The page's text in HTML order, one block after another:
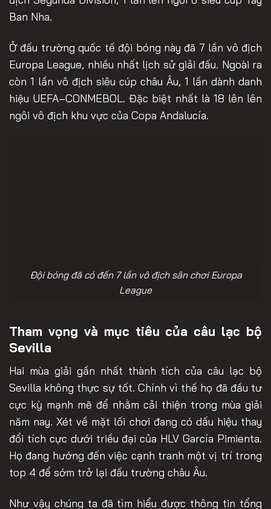
Ban Nha.
Ở đấu trường quốc tế đội bóng này đã 7 lần vô địch
Europa League, nhiều nhất lịch sử giải đấu. Ngoài ra
còn 1 lần vô địch siêu cúp châu Âu, 1 lần dành danh
hiệu UEFA–CONMEBOL. Đặc biệt nhất là 18 lên lên
ngôi vô địch khu vực của Copa Andalucía.
Đội bóng đã có đến 7 lần vô địch sân chơi Europa
League
Tham vọng và mục tiêu của câu lạc bộ
Sevilla
Hai mùa giải gần nhất thành tích của câu lạc bộ
Sevilla không thực sự tốt. Chính vì thế họ đã đầu tư
cực kỳ mạnh mẽ để nhằm cải thiện trong mùa giải
năm nay. Xét về mặt lối chơi đang có dấu hiệu thay
đổi tích cực dưới triều đại của HLV García Pimienta.
Họ đang hướng đến việc cạnh tranh một vị trí trong
top 4 để sớm trở lại đấu trường châu Âu.
Như vậy chúng ta đã tìm hiểu được thông tin tổng